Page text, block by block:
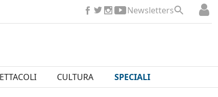
Newsletters
CULTURA SPECIALI